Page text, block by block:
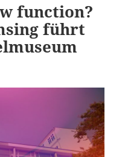
function?
führt